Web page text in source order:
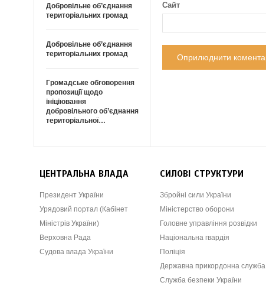
Сайт
Добровільне об’єднання
територіальних громад
Добровільне об’єднання
територіальних громад
Громадське обговорення
пропозиції щодо
ініціювання
добровільного об’єднання
територіальної…
ЦЕНТРАЛЬНА ВЛАДА
Президент України
Урядовий портал (Кабінет
Міністрів України)
Верховна Рада
Судова влада України
СИЛОВІ СТРУКТУРИ
Збройні сили України
Міністерство оборони
Головне управління розвідки
Національна гвардія
Поліція
Державна прикордонна служба
Служба безпеки України